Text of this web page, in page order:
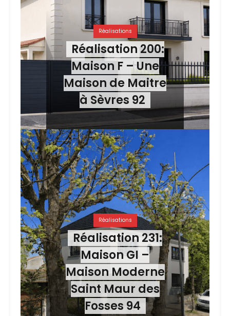
Réalisations
Réalisation 200:
Maison F – Une
Maison de Maitre
à Sèvres 92
Réalisations
Réalisation 231:
Maison GI –
Maison Moderne
Saint Maur des
Fosses 94